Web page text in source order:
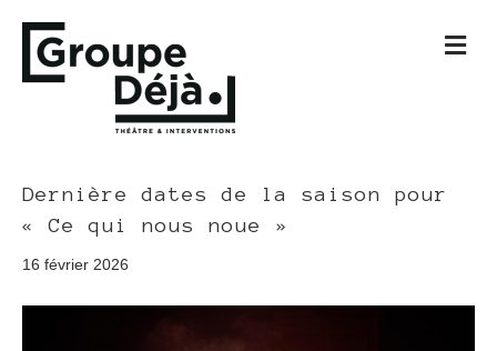
M
Dernière dates de la saison pour
« Ce qui nous noue »
16 février 2026